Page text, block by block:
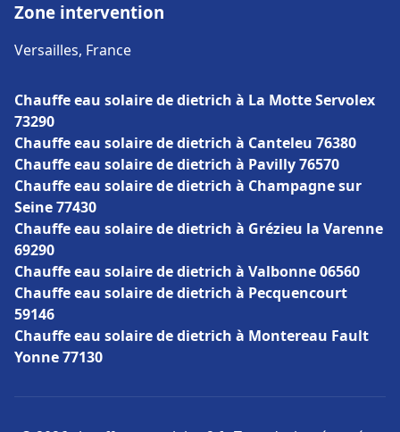
Zone intervention
Versailles, France
Chauffe eau solaire de dietrich à La Motte Servolex
73290
Chauffe eau solaire de dietrich à Canteleu 76380
Chauffe eau solaire de dietrich à Pavilly 76570
Chauffe eau solaire de dietrich à Champagne sur
Seine 77430
Chauffe eau solaire de dietrich à Grézieu la Varenne
69290
Chauffe eau solaire de dietrich à Valbonne 06560
Chauffe eau solaire de dietrich à Pecquencourt
59146
Chauffe eau solaire de dietrich à Montereau Fault
Yonne 77130